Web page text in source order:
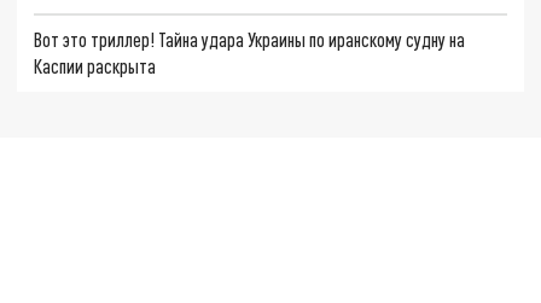
Вот это триллер! Тайна удара Украины по иранскому судну на
Каспии раскрыта